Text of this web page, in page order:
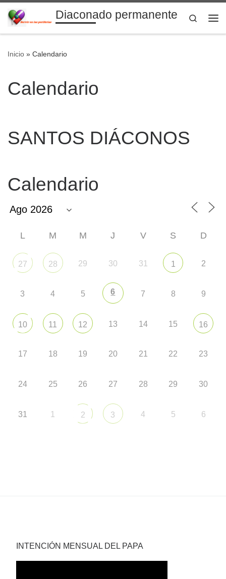
Saltar al contenidoDiaconado permanente
Search
Inicio » Calendario
Calendario
SANTOS DIÁCONOS
Calendario
L M M J V S D
27 28 29 30 31 1 2
3 4 5 6 7 8 9
10 11 12 13 14 15 16
17 18 19 20 21 22 23
24 25 26 27 28 29 30
31 1 2 3 4 5 6
INTENCIÓN MENSUAL DEL PAPA